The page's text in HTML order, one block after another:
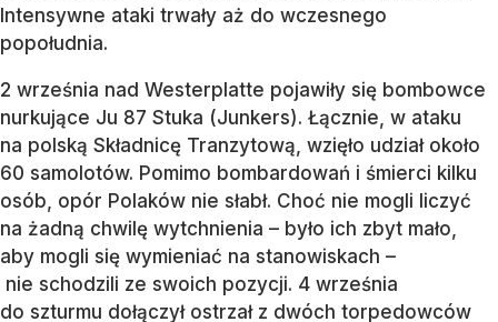
Intensywne ataki trwały aż do wczesnego
popołudnia.
2 września nad Westerplatte pojawiły się bombowce
nurkujące Ju 87 Stuka (Junkers). Łącznie, w ataku
na polską Składnicę Tranzytową, wzięło udział około
60 samolotów. Pomimo bombardowań i śmierci kilku
osób, opór Polaków nie słabł. Choć nie mogli liczyć
na żadną chwilę wytchnienia – było ich zbyt mało,
aby mogli się wymieniać na stanowiskach –
nie schodzili ze swoich pozycji. 4 września
do szturmu dołączył ostrzał z dwóch torpedowców